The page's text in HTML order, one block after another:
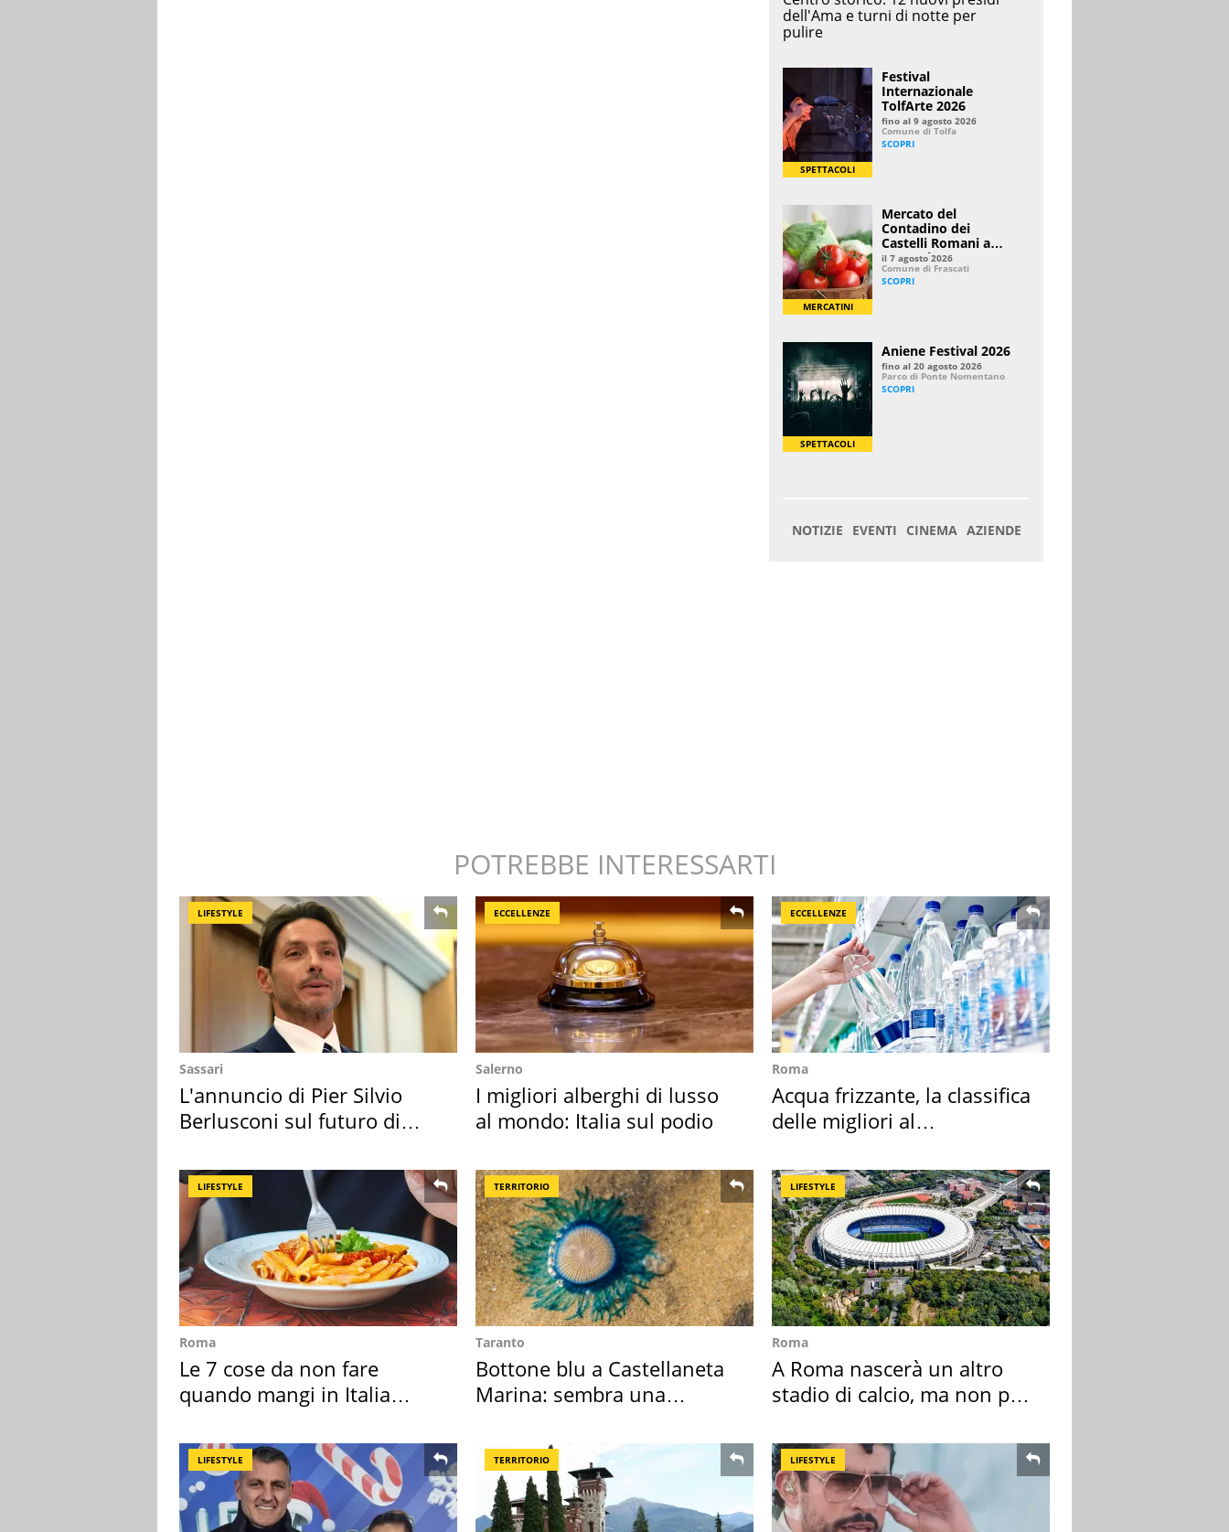
POTREBBE INTERESSARTI
LIFESTYLE
Sassari
L'annuncio di Pier Silvio
Berlusconi sul futuro di
ECCELLENZE
Salerno
I migliori alberghi di lusso
al mondo: Italia sul podio
ECCELLENZE
Roma
Acqua frizzante, la classifica
delle migliori al
LIFESTYLE
Roma
Le 7 cose da non fare
quando mangi in Italia
TERRITORIO
Taranto
Bottone blu a Castellaneta
Marina: sembra una
LIFESTYLE
Roma
A Roma nascerà un altro
stadio di calcio, ma non per
LIFESTYLE TERRITORIO LIFESTYLE